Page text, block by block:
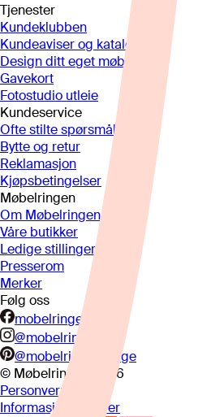
Tjenester
Kundeklubben
Kundeaviser og kataloger
Design ditt eget møbel
Gavekort
Fotostudio utleie
Kundeservice
Ofte stilte spørsmål
Bytte og retur
Reklamasjon
Kjøpsbetingelser
Møbelringen
Om Møbelringen
Våre butikker
Ledige stillinger
Presserom
Merker
Følg oss
mobelringen.no
@mobelringen
@mobelringennorge
© Møbelringen
2026
Personvern
Informasjonskapsler